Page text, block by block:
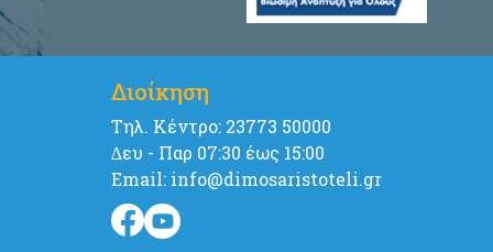
Διοίκηση
Tηλ. Κέντρο: 23773 50000
∆ευ - Παρ 07:30 έως 15:00
Email: info@dimosaristoteli.gr